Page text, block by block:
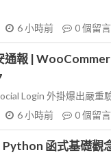
6 小時前 0個留言
報 |
Login 外掛爆出嚴重
6 小時前 0個留言
Python 函式基礎觀